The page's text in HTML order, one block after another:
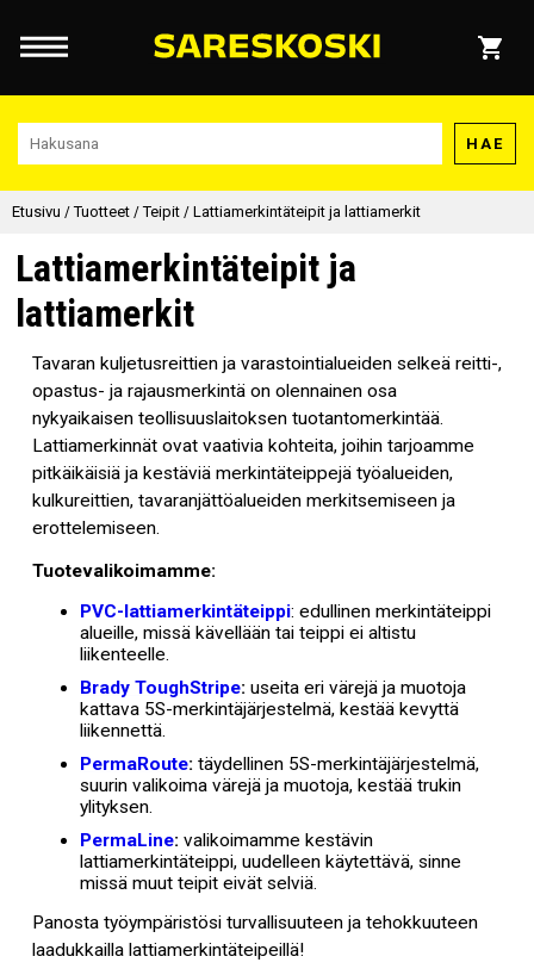
HAE
Etusivu /Tuotteet /Teipit / Lattiamerkintäteipit ja lattiamerkit
Lattiamerkintäteipit ja
lattiamerkit
Tavaran kuljetusreittien ja varastointialueiden selkeä reitti-,
opastus- ja rajausmerkintä on olennainen osa
nykyaikaisen teollisuuslaitoksen tuotantomerkintää.
Lattiamerkinnät ovat vaativia kohteita, joihin tarjoamme
pitkäikäisiä ja kestäviä merkintäteippejä työalueiden,
kulkureittien, tavaranjättöalueiden merkitsemiseen ja
erottelemiseen.
Tuotevalikoimamme:
PVC-lattiamerkintäteippi: edullinen merkintäteippi
alueille, missä kävellään tai teippi ei altistu
liikenteelle.
Brady ToughStripe: useita eri värejä ja muotoja
kattava 5S-merkintäjärjestelmä, kestää kevyttä
liikennettä.
PermaRoute: täydellinen 5S-merkintäjärjestelmä,
suurin valikoima värejä ja muotoja, kestää trukin
ylityksen.
PermaLine: valikoimamme kestävin
lattiamerkintäteippi, uudelleen käytettävä, sinne
missä muut teipit eivät selviä.
Panosta työympäristösi turvallisuuteen ja tehokkuuteen
laadukkailla lattiamerkintäteipeillä!